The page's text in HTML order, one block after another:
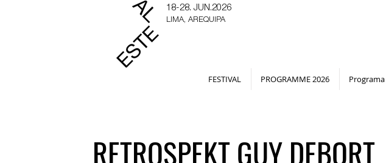
18-28. JUN.2026
LIMA, AREQUIPA
FESTIVAL PROGRAMME 2026
RETROSPEKT GUY DEBORT